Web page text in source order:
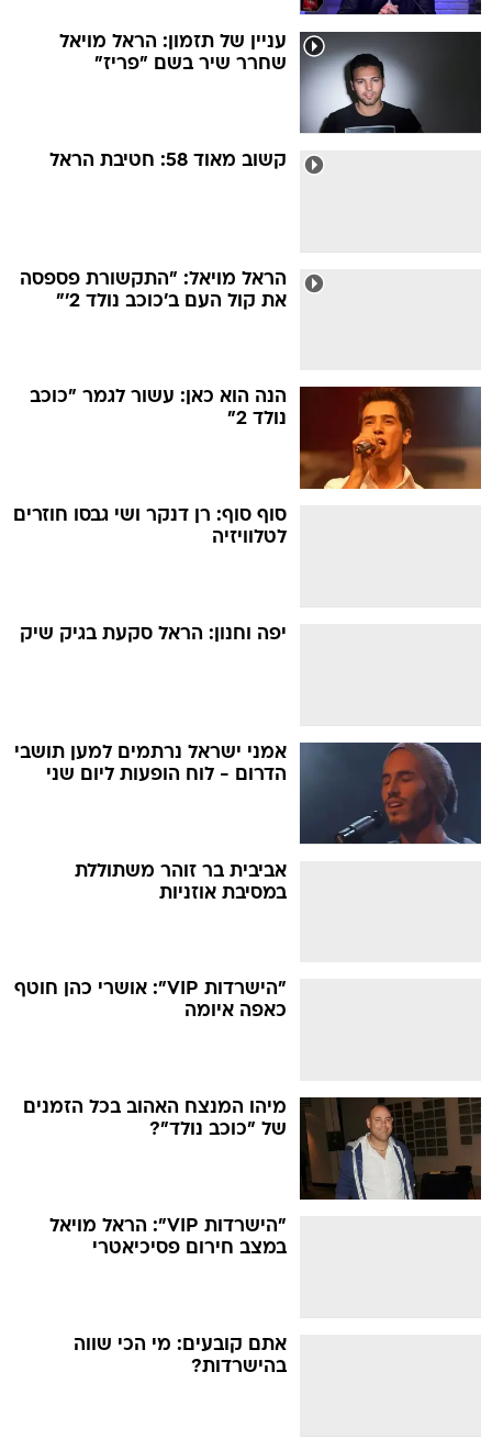
עניין של תזמון: הראל מויאל
שחרר שיר בשם "פריז"
קשוב מאוד 58: חטיבת הראל
הראל מויאל: "התקשורת פספסה
את קול העם ב'כוכב נולד 2'"
הנה הוא כאן: עשור לגמר "כוכב
נולד 2"
סוף סוף: רן דנקר ושי גבסו חוזרים
לטלוויזיה
יפה וחנון: הראל סקעת בגיק שיק
אמני ישראל נרתמים למען תושבי
הדרום - לוח הופעות ליום שני
אביבית בר זוהר משתוללת
במסיבת אוזניות
"הישרדות VIP": אושרי כהן חוטף
כאפה איומה
מיהו המנצח האהוב בכל הזמנים
של "כוכב נולד"?
"הישרדות VIP": הראל מויאל
במצב חירום פסיכיאטרי
אתם קובעים: מי הכי שווה
בהישרדות?